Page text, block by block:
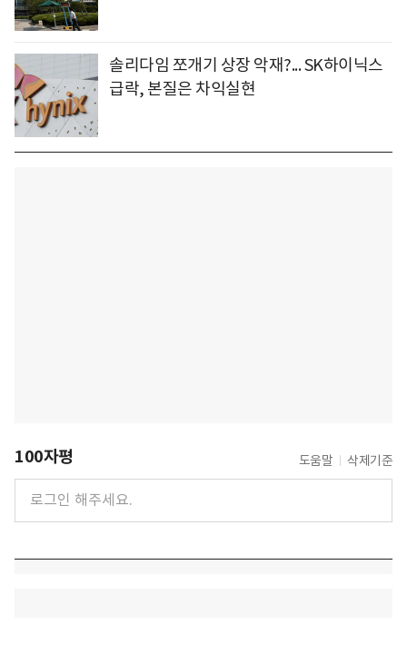
솔리다임 쪼개기 상장 악재?... SK하이닉스
급락, 본질은 차익실현
100자평 도움말 삭제기준